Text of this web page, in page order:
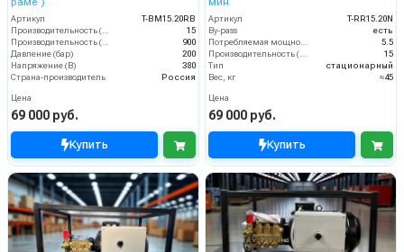
раме )
Артикул
T-BM15.20RB
Производительность (л/мин)
15
Производительность (л/ч)
900
Давление (бар)
200
Напряжение (В)
380
Страна-производитель
Россия
Цена
69 000 руб.
Купить
мин
Артикул
T-RR15.20N
By-pass
есть
Потребляемая мощность (кВт)
5.5
Производительность (л/мин)
15
Тип
стационарный
Вес, кг
≈45
Цена
69 000 руб.
Купить